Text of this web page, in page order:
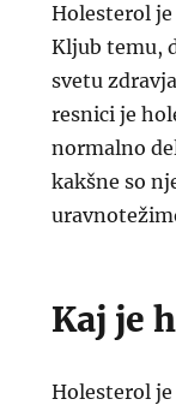
Holesterol
Kljub temu,
svetu
resnici je
normalno
kakšne so
Kaj je
Holesterol je